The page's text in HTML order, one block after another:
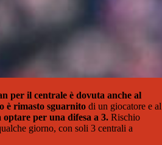
per il centrale è dovuta anche al
è rimasto sguarnito di un giocatore e al
per una difesa a 3. Rischio
giorno, con soli 3 centrali a